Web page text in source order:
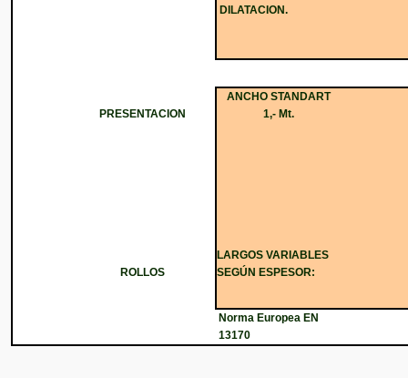
DILATACION.
PRESENTACION
ANCHO STANDART
1,- Mt.
ROLLOS
LARGOS VARIABLES
SEGÚN ESPESOR:
Norma Europea EN
13170